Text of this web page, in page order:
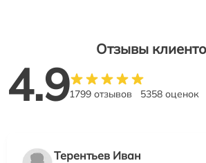
Отзывы
4.91799 отзывов 5358 оценок
Терентьев Иван